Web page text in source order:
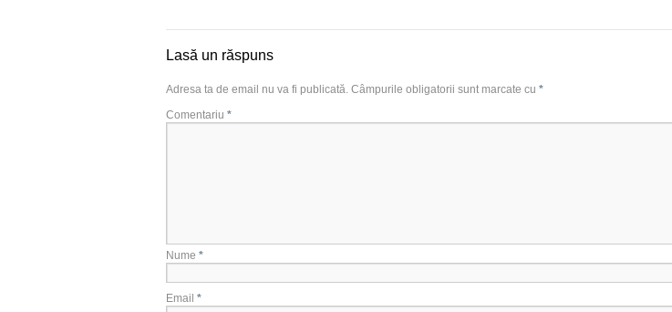
Lasă un răspuns
Adresa ta de email nu va fi publicată. Câmpurile obligatorii sunt marcate cu *
Comentariu *
Nume *
Email *